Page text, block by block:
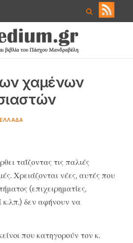
χαμένων
EΛΛΆΔΑ
ταΐζοντας τις παλιές
Χρειάζονται νέες, αυτές που
(επιχειρηματίες,
κ.λπ.) δεν αφήνουν να
που κατηγορούν τον κ.